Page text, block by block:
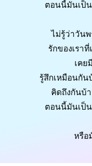
ตอนนี้มันเป็น
ไม่รู้ว่าวันพ
รักของเรา
เคย
รู้สึกเหมือนกัน
คิดถึงกันบ้
ตอนนี้มันเป็น
หรือ